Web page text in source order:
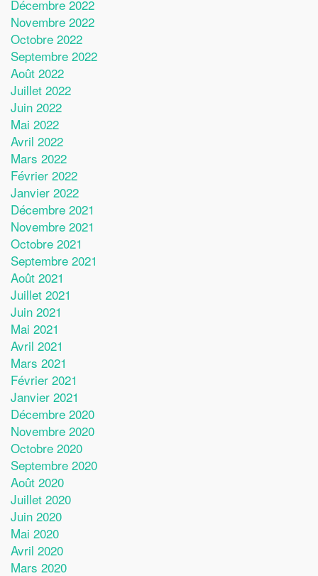
Décembre 2022
Novembre 2022
Octobre 2022
Septembre 2022
Août 2022
Juillet 2022
Juin 2022
Mai 2022
Avril 2022
Mars 2022
Février 2022
Janvier 2022
Décembre 2021
Novembre 2021
Octobre 2021
Septembre 2021
Août 2021
Juillet 2021
Juin 2021
Mai 2021
Avril 2021
Mars 2021
Février 2021
Janvier 2021
Décembre 2020
Novembre 2020
Octobre 2020
Septembre 2020
Août 2020
Juillet 2020
Juin 2020
Mai 2020
Avril 2020
Mars 2020